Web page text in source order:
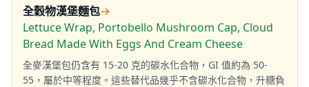
全穀物漢堡麵包→
Lettuce Wrap, Portobello Mushroom Cap, Cloud
Bread Made With Eggs And Cream Cheese
全麥漢堡包仍含有 15-20 克的碳水化合物，GI 值約為 50-
55，屬於中等程度。這些替代品幾乎不含碳水化合物，升糖負